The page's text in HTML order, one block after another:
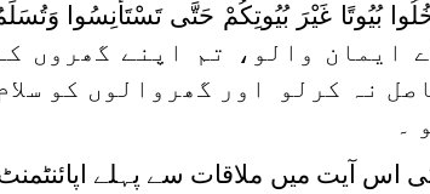
بُيُوتًا غَيْرَ بُيُوتِكُمْ حَتَّى تَسْتَأْنِسُوا
ایمان والو، تم اپنے گھروں
نہ کرلو اور گھروالوں کو
۔
اس آیت میں ملاقات سے پہلے